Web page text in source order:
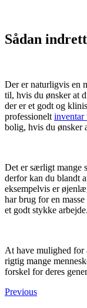
Sådan
Der er naturligvis en
til, hvis du ønsker at
der er et godt og
professionelt inventar
bolig, hvis du ønsker
Det er særligt mange
derfor kan du blandt
eksempelvis er
har brug for en
et godt stykke arbejde.
At have mulighed for
rigtig mange
forskel for deres
Previous